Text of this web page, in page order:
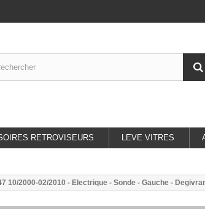
RETROVISEURS LEVE VITRES
10/2000-02/2010 - Electrique - Sonde - Gauche -